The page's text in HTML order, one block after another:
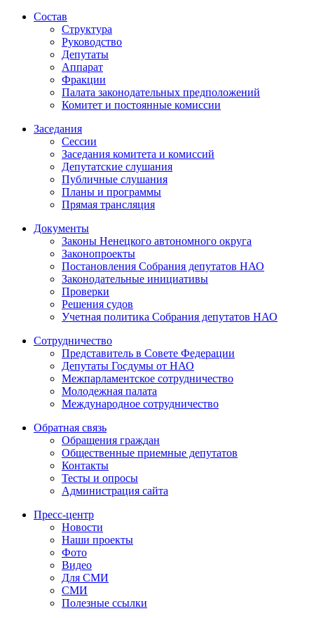
Состав
Структура
Руководство
Депутаты
Аппарат
Фракции
Палата законодательных предположений
Комитет и постоянные комиссии
Заседания
Сессии
Заседания комитета и комиссий
Депутатские слушания
Публичные слушания
Планы и программы
Прямая трансляция
Документы
Законы Ненецкого автономного округа
Законопроекты
Постановления Собрания депутатов НАО
Законодательные инициативы
Проверки
Решения судов
Учетная политика Собрания депутатов НАО
Сотрудничество
Представитель в Совете Федерации
Депутаты Госдумы от НАО
Межпарламентское сотрудничество
Молодежная палата
Международное сотрудничество
Обратная cвязь
Обращения граждан
Общественные приемные депутатов
Контакты
Тесты и опросы
Администрация сайта
Пресс-центр
Новости
Наши проекты
Фото
Видео
Для СМИ
СМИ
Полезные ссылки